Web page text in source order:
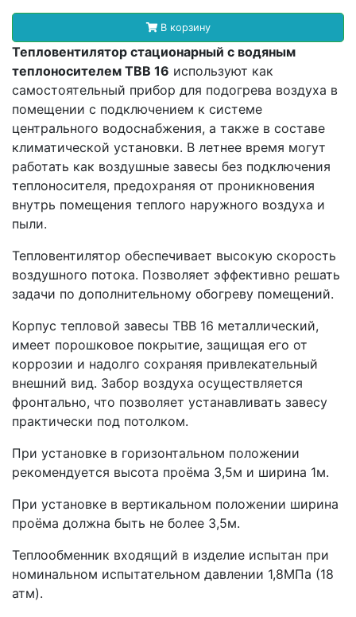
В корзину
Тепловентилятор стационарный с водяным
теплоносителем ТВВ 16 используют как
самостоятельный прибор для подогрева воздуха в
помещении с подключением к системе
центрального водоснабжения, а также в составе
климатической установки. В летнее время могут
работать как воздушные завесы без подключения
теплоносителя, предохраняя от проникновения
внутрь помещения теплого наружного воздуха и
пыли.
Тепловентилятор обеспечивает высокую скорость
воздушного потока. Позволяет эффективно решать
задачи по дополнительному обогреву помещений.
Корпус тепловой завесы ТВВ 16 металлический,
имеет порошковое покрытие, защищая его от
коррозии и надолго сохраняя привлекательный
внешний вид. Забор воздуха осуществляется
фронтально, что позволяет устанавливать завесу
практически под потолком.
При установке в горизонтальном положении
рекомендуется высота проёма 3,5м и ширина 1м.
При установке в вертикальном положении ширина
проёма должна быть не более 3,5м.
Теплообменник входящий в изделие испытан при
номинальном испытательном давлении 1,8МПа (18
атм).